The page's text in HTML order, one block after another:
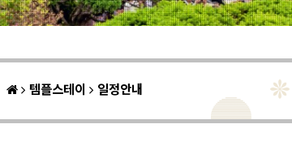
템플스테이 일정안내